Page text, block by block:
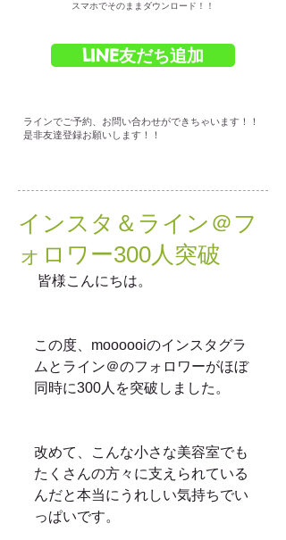
スマホでそのままダウンロード！！
LINE友だち追加
ラインでご予約、お問い合わせができちゃいます！！
是非友達登録お願いします！！
インスタ＆ライン＠フ
ォロワー300人突破
皆様こんにちは。
この度、moooooiのインスタグラ
ムとライン＠のフォロワーがほぼ
同時に300人を突破しました。
改めて、こんな小さな美容室でも
たくさんの方々に支えられている
んだと本当にうれしい気持ちでい
っぱいです。